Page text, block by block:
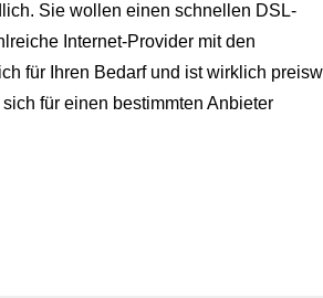
Sie wollen einen schnellen DSL-
Internet-Provider mit den
für Ihren Bedarf und ist wirklich
für einen bestimmten Anbieter